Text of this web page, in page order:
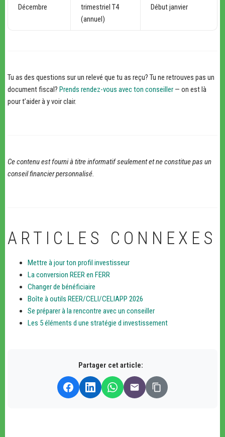
Décembre
trimestriel T4
(annuel)
Début janvier
Tu as des questions sur un relevé que tu as reçu? Tu ne retrouves pas un
document fiscal? Prends rendez-vous avec ton conseiller — on est là
pour t’aider à y voir clair.
Ce contenu est fourni à titre informatif seulement et ne constitue pas un
conseil financier personnalisé.
ARTICLES CONNEXES
Mettre à jour ton profil investisseur
La conversion REER en FERR
Changer de bénéficiaire
Boîte à outils REER/CELI/CELIAPP 2026
Se préparer à la rencontre avec un conseiller
Les 5 éléments d une stratégie d investissement
Partager cet article: